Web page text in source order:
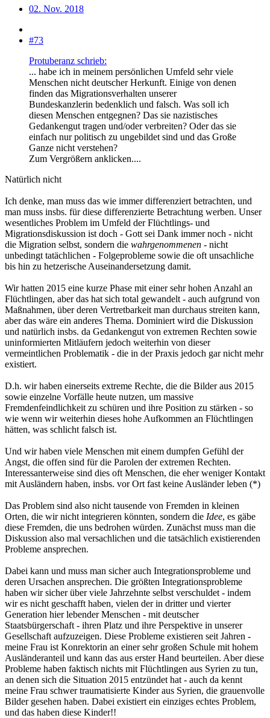
02. Nov. 2018
#73
Protuberanz schrieb:
... habe ich in meinem persönlichen Umfeld sehr viele
Menschen nicht deutscher Herkunft. Einige von denen
finden das Migrationsverhalten unserer
Bundeskanzlerin bedenklich und falsch. Was soll ich
diesen Menschen entgegnen? Das sie nazistisches
Gedankengut tragen und/oder verbreiten? Oder das sie
einfach nur politisch zu ungebildet sind und das Große
Ganze nicht verstehen?
Zum Vergrößern anklicken....
Natürlich nicht
Ich denke, man muss das wie immer differenziert betrachten, und
man muss insbs. für diese differenzierte Betrachtung werben. Unser
wesentliches Problem im Umfeld der Flüchtlings- und
Migrationsdiskussion ist doch - Gott sei Dank immer noch - nicht
die Migration selbst, sondern die wahrgenommenen - nicht
unbedingt tatächlichen - Folgeprobleme sowie die oft unsachliche
bis hin zu hetzerische Auseinandersetzung damit.
Wir hatten 2015 eine kurze Phase mit einer sehr hohen Anzahl an
Flüchtlingen, aber das hat sich total gewandelt - auch aufgrund von
Maßnahmen, über deren Vertretbarkeit man durchaus streiten kann,
aber das wäre ein anderes Thema. Dominiert wird die Diskussion
und natürlich insbs. da Gedankengut von extremen Rechten sowie
uninformierten Mitläufern jedoch weiterhin von dieser
vermeintlichen Problematik - die in der Praxis jedoch gar nicht mehr
existiert.
D.h. wir haben einerseits extreme Rechte, die die Bilder aus 2015
sowie einzelne Vorfälle heute nutzen, um massive
Fremdenfeindlichkeit zu schüren und ihre Position zu stärken - so
wie wenn wir weiterhin dieses hohe Aufkommen an Flüchtlingen
hätten, was schlicht falsch ist.
Und wir haben viele Menschen mit einem dumpfen Gefühl der
Angst, die offen sind für die Parolen der extremen Rechten.
Interessanterweise sind dies oft Menschen, die eher weniger Kontakt
mit Ausländern haben, insbs. vor Ort fast keine Ausländer leben (*)
Das Problem sind also nicht tausende von Fremden in kleinen
Orten, die wir nicht integrieren könnten, sondern die Idee, es gäbe
diese Fremden, die uns bedrohen würden. Zunächst muss man die
Diskussion also mal versachlichen und die tatsächlich existierenden
Probleme ansprechen.
Dabei kann und muss man sicher auch Integrationsprobleme und
deren Ursachen ansprechen. Die größten Integrationsprobleme
haben wir sicher über viele Jahrzehnte selbst verschuldet - indem
wir es nicht geschafft haben, vielen der in dritter und vierter
Generation hier lebender Menschen - mit deutscher
Staatsbürgerschaft - ihren Platz und ihre Perspektive in unserer
Gesellschaft aufzuzeigen. Diese Probleme existieren seit Jahren -
meine Frau ist Konrektorin an einer sehr großen Schule mit hohem
Ausländeranteil und kann das aus erster Hand beurteilen. Aber diese
Probleme haben faktisch nichts mit Flüchtlingen aus Syrien zu tun,
an denen sich die Situation 2015 entzündet hat - auch da kennt
meine Frau schwer traumatisierte Kinder aus Syrien, die grauenvolle
Bilder gesehen haben. Dabei existiert ein einziges echtes Problem,
und das haben diese Kinder!!